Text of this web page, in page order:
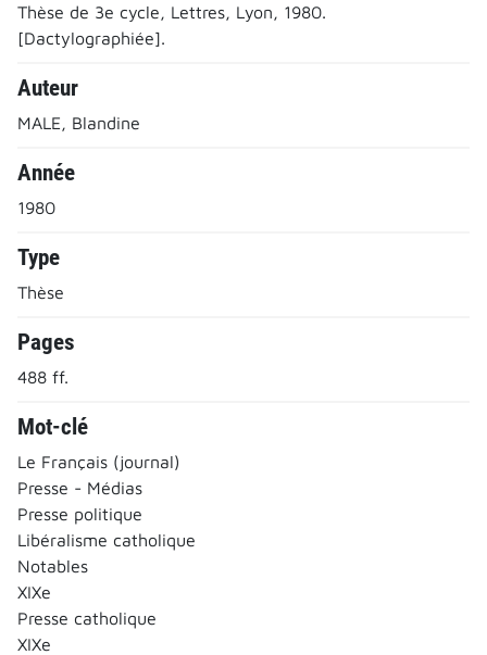
Thèse de 3e cycle, Lettres, Lyon, 1980.
[Dactylographiée].
Auteur
MALE, Blandine
Année
1980
Type
Thèse
Pages
488 ff.
Mot-clé
Le Français (journal)
Presse - Médias
Presse politique
Libéralisme catholique
Notables
XIXe
Presse catholique
XIXe